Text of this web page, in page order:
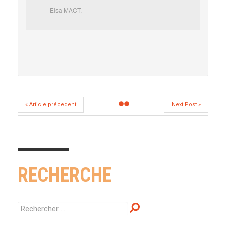
Elsa MACT,
« Article précedent Next Post »
RECHERCHE